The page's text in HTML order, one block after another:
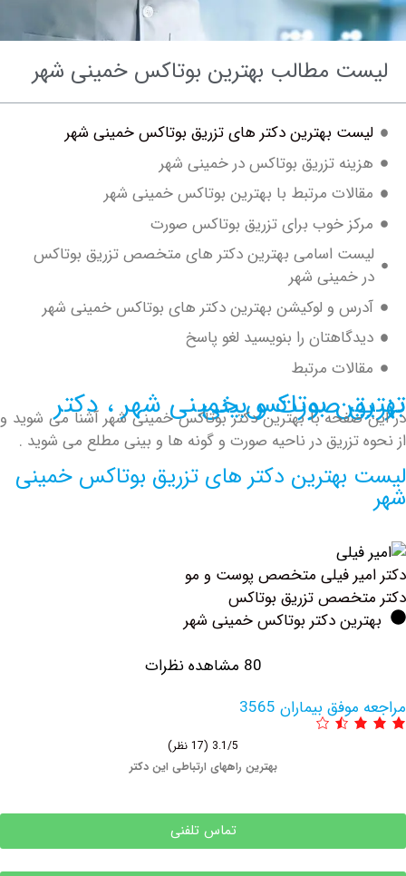
مطالب بهترین بوتاکس خمینی شهر
بهترین دکتر های تزریق بوتاکس خمینی شهر
تزریق بوتاکس در خمینی شهر
مرتبط با بهترین بوتاکس خمینی شهر
خوب برای تزریق بوتاکس صورت
اسامی بهترین دکتر های متخصص تزریق بوتاکس
خمینی شهر
و لوکیشن بهترین دکتر های بوتاکس خمینی شهر
را بنویسید لغو پاسخ
مرتبط
خمینی شهر ، دکتر تزریق صورت و بینی
با بهترین دکتر بوتاکس خمینی شهر آشنا می شوید و
تزریق در ناحیه صورت و گونه ها و بینی مطلع می شوید .
دکتر های تزریق بوتاکس خمینی
فیلی متخصص پوست و مو
تزریق بوتاكس
دکتر بوتاکس خمینی شهر
بیماران 3565
بهترین راههای ارتباطی این دکتر
تماس تلفنی